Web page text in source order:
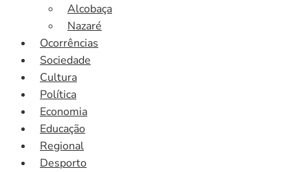
Alcobaça
Nazaré
Ocorrências
Sociedade
Cultura
Política
Economia
Educação
Regional
Desporto